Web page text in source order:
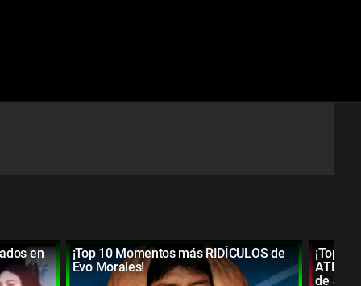
en
¡Top 10 Momentos más RIDÍCULOS de
Evo Morales!
¡Top
de